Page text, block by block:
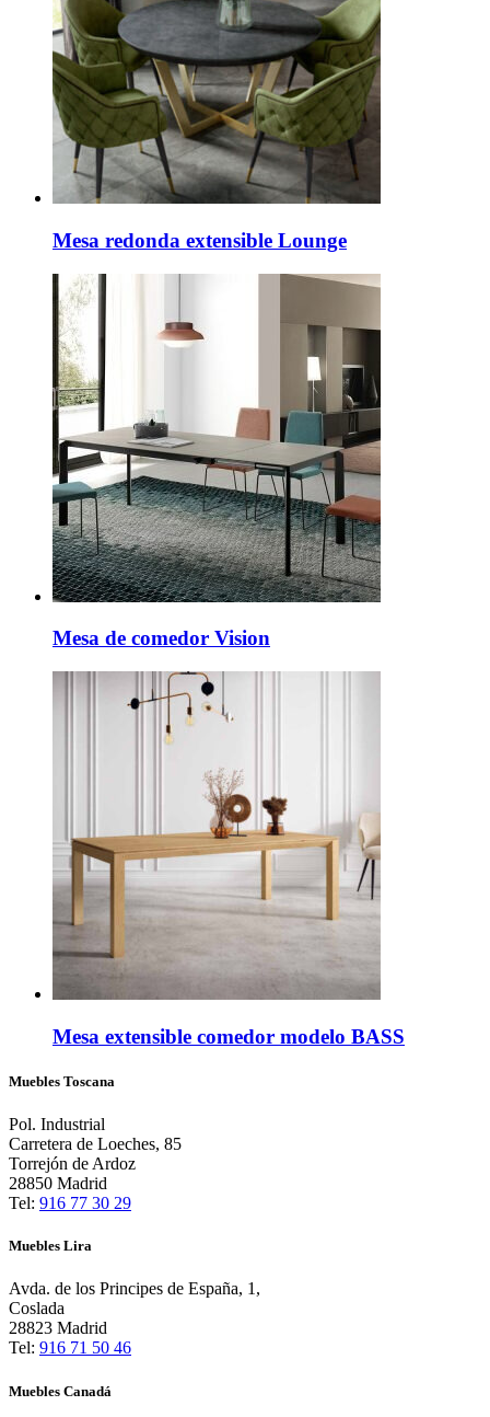
Mesa redonda extensible Lounge
Mesa de comedor Vision
Mesa extensible comedor modelo BASS
Muebles Toscana
Pol. Industrial
Carretera de Loeches, 85
Torrejón de Ardoz
28850 Madrid
Tel: 916 77 30 29
Muebles Lira
Avda. de los Principes de España, 1,
Coslada
28823 Madrid
Tel: 916 71 50 46
Muebles Canadá